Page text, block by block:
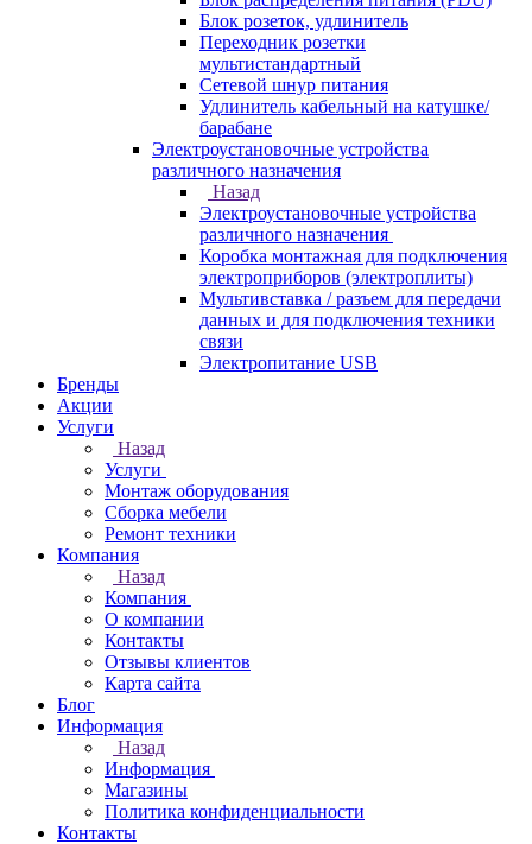
Блок розеток, удлинитель
Переходник розетки
мультистандартный
Сетевой шнур питания
Удлинитель кабельный на катушке/
барабане
Электроустановочные устройства
различного назначения
Назад
Электроустановочные устройства
различного назначения
Коробка монтажная для подключения
электроприборов (электроплиты)
Мультивставка / разъем для передачи
данных и для подключения техники
связи
Электропитание USB
Бренды
Акции
Услуги
Назад
Услуги
Монтаж оборудования
Сборка мебели
Ремонт техники
Компания
Назад
Компания
О компании
Контакты
Отзывы клиентов
Карта сайта
Блог
Информация
Назад
Информация
Магазины
Политика конфиденциальности
Контакты